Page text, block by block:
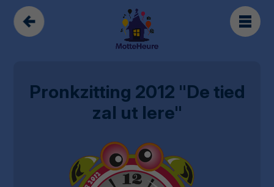
Pronkzitting 2012 "De tied
zal ut lere"